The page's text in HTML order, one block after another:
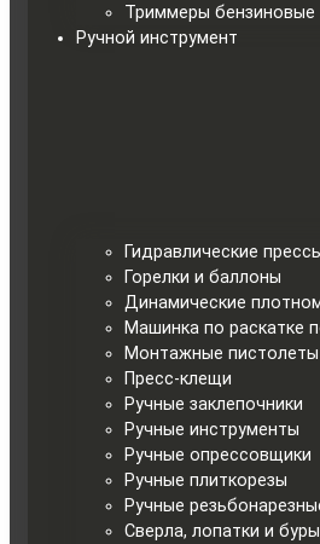
Триммеры бензиновые
Ручной инструмент
Гидравлические
Горелки и баллоны
Динамические
Машинка по раскатке
Монтажные пистолеты
Пресс-клещи
Ручные заклепочники
Ручные инструменты
Ручные опрессовщики
Ручные плиткорезы
Ручные
Сверла, лопатки и буры